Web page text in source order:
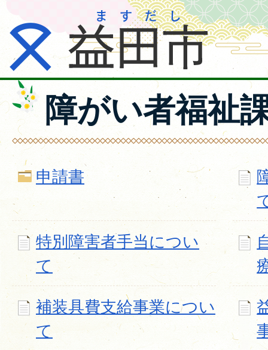
障がい者福祉
申請書
特別障害者手当につい
て
補装具費支給事業につい
て